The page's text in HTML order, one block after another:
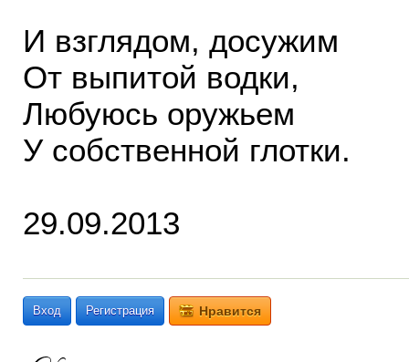
И взглядом, досужим
От выпитой водки,
Любуюсь оружьем
У собственной глотки.
29.09.2013
Вход Регистрация Нравится